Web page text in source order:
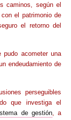
caminos, según el
el patrimonio de
el retorno del
acometer una
endeudamiento de
perseguibles
que investiga el
de gestión, a